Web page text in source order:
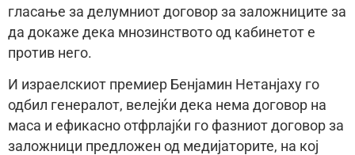
гласање за делумниот договор за заложниците за
да докаже дека мнозинството од кабинетот е
против него.
И израелскиот премиер Бенјамин Нетанјаху го
одбил генералот, велејќи дека нема договор на
маса и ефикасно отфрлајќи го фазниот договор за
заложници предложен од медијаторите, на кој